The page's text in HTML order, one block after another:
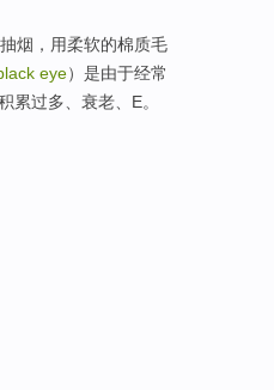
烟，用柔软的棉质毛
eye）是由于经常
累过多、衰老、E。